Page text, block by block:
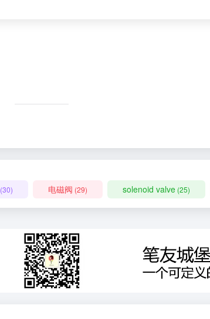
(30) 电磁阀 (29) solenoid valve (25)